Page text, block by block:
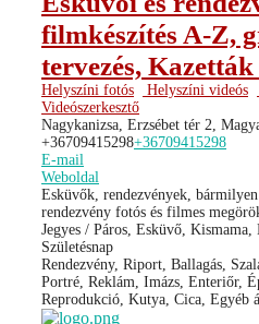
filmkészítés A-Z,
tervezés,
Helyszíni fotós Helyszíni videós
Videószerkesztő
Nagykanizsa, Erzsébet tér 2,
+36709415298+36709415298
E-mail
Weboldal
Esküvők, rendezvények,
rendezvény fotós és filmes
Jegyes / Páros, Esküvő, Kismama,
Születésnap
Rendezvény, Riport, Ballagás,
Portré, Reklám, Imázs, Enteriőr,
Reprodukció, Kutya, Cica, Egyéb